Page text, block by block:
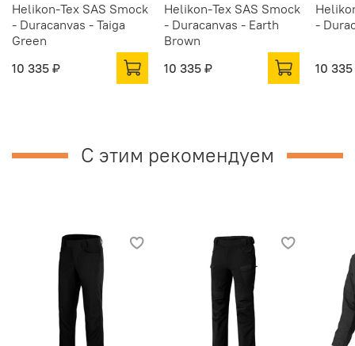
Helikon-Tex SAS Smock
- Duracanvas - Taiga
Green
10 335 ₽
Helikon-Tex SAS Smock
- Duracanvas - Earth
Brown
10 335 ₽
-
10
С этим рекомендуем